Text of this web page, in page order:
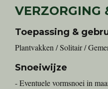
VERZORGING
Toepassing &
Plantvakken / Solitair /
Snoeiwijze
- Eventuele vormsnoei in